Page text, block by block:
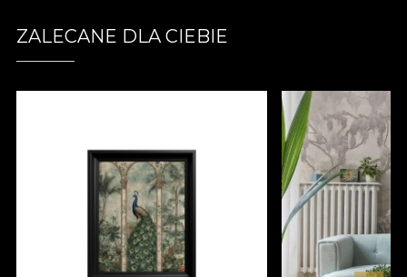
abstrakcyjnymi formami, bądź kształtami łatwo
szczęście i spokój w trakcie przerw w ciągu dnia.
Udaje im się urzekać poprzez prostotę, ale prostotę
owiniętą w tajemnicę i elegancję. Istota tej tapety
leży w wyeksponowaniu kobiecej i delikatnej strony
przestrzeni, odzwierciedlając pozytywny, zabawny i
pewny siebie temperament. Natura i techniki
malarskie stają się więc dwoma powracającymi
motywami, połączonymi z teksturami o
stonowanym wyglądzie grunge. *Z miłości i
ZALECANE DLA CIEBIE